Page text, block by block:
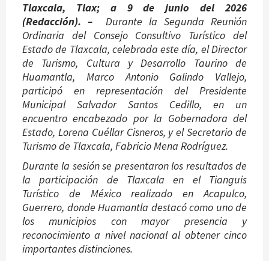
Tlaxcala, Tlax; a 9 de junio del 2026
(Redacción). – Durante la Segunda Reunión
Ordinaria del Consejo Consultivo Turístico del
Estado de Tlaxcala, celebrada este día, el Director
de Turismo, Cultura y Desarrollo Taurino de
Huamantla, Marco Antonio Galindo Vallejo,
participó en representación del Presidente
Municipal Salvador Santos Cedillo, en un
encuentro encabezado por la Gobernadora del
Estado, Lorena Cuéllar Cisneros, y el Secretario de
Turismo de Tlaxcala, Fabricio Mena Rodríguez.
Durante la sesión se presentaron los resultados de
la participación de Tlaxcala en el Tianguis
Turístico de México realizado en Acapulco,
Guerrero, donde Huamantla destacó como uno de
los municipios con mayor presencia y
reconocimiento a nivel nacional al obtener cinco
importantes distinciones.